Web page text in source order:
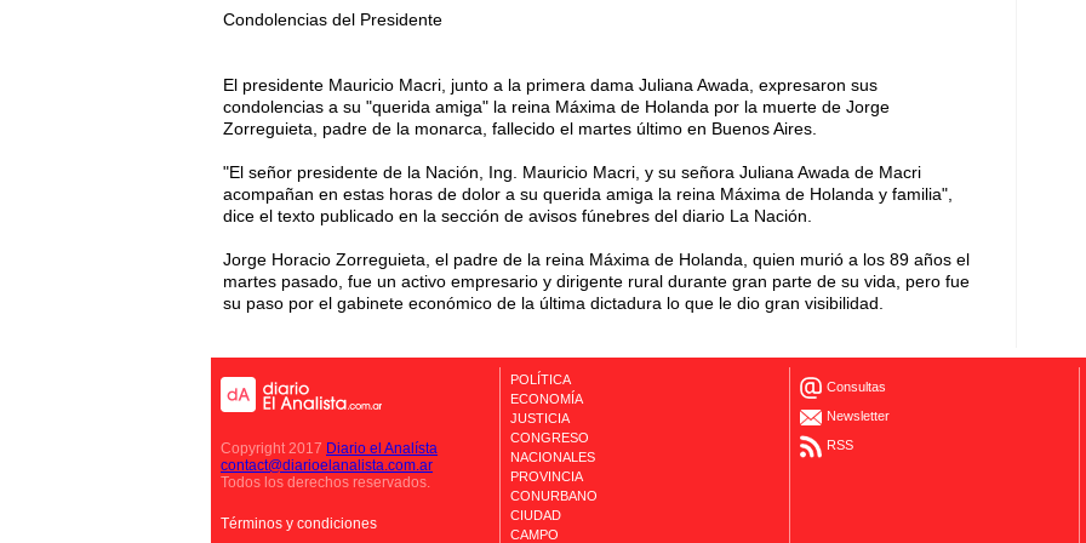
Condolencias del Presidente
El presidente Mauricio Macri, junto a la primera dama Juliana Awada, expresaron sus
condolencias a su "querida amiga" la reina Máxima de Holanda por la muerte de Jorge
Zorreguieta, padre de la monarca, fallecido el martes último en Buenos Aires.
"El señor presidente de la Nación, Ing. Mauricio Macri, y su señora Juliana Awada de Macri
acompañan en estas horas de dolor a su querida amiga la reina Máxima de Holanda y familia",
dice el texto publicado en la sección de avisos fúnebres del diario La Nación.
Jorge Horacio Zorreguieta, el padre de la reina Máxima de Holanda, quien murió a los 89 años el
martes pasado, fue un activo empresario y dirigente rural durante gran parte de su vida, pero fue
su paso por el gabinete económico de la última dictadura lo que le dio gran visibilidad.
Copyright 2017 Diario el Analísta
contact@diarioelanalista.com.ar
Todos los derechos reservados.
Términos y condiciones
POLÍTICA
ECONOMÍA
JUSTICIA
CONGRESO
NACIONALES
PROVINCIA
CONURBANO
CIUDAD
CAMPO
Consultas
Newsletter
RSS